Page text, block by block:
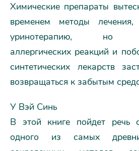
Химические препараты
временем методы
уринотерапию, но
аллергических реакций и
синтетических лекарств
возвращаться к забытым
У Вэй Синь
В этой книге пойдет речь
одного из самых